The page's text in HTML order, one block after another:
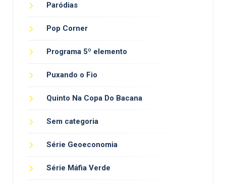
Paródias
Pop Corner
Programa 5º elemento
Puxando o Fio
Quinto Na Copa Do Bacana
Sem categoria
Série Geoeconomia
Série Máfia Verde